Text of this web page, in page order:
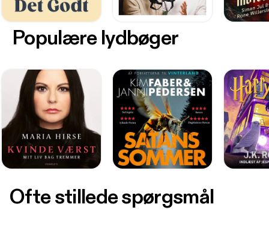
Populære lydbøger
Ofte stillede spørgsmål